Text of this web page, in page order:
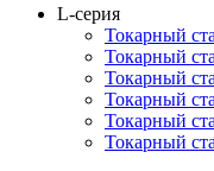
L-серия
Токарный
Токарный
Токарный
Токарный
Токарный
Токарный